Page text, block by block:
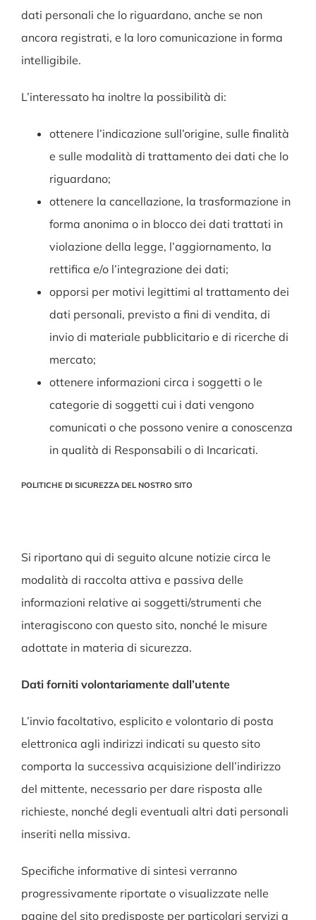
dati personali che lo riguardano, anche se non
ancora registrati, e la loro comunicazione in forma
intelligibile.
L’interessato ha inoltre la possibilità di:
ottenere l’indicazione sull’origine, sulle finalità
e sulle modalità di trattamento dei dati che lo
riguardano;
ottenere la cancellazione, la trasformazione in
forma anonima o in blocco dei dati trattati in
violazione della legge, l’aggiornamento, la
rettifica e/o l’integrazione dei dati;
opporsi per motivi legittimi al trattamento dei
dati personali, previsto a fini di vendita, di
invio di materiale pubblicitario e di ricerche di
mercato;
ottenere informazioni circa i soggetti o le
categorie di soggetti cui i dati vengono
comunicati o che possono venire a conoscenza
in qualità di Responsabili o di Incaricati.
POLITICHE DI SICUREZZA DEL NOSTRO SITO
Si riportano qui di seguito alcune notizie circa le
modalità di raccolta attiva e passiva delle
informazioni relative ai soggetti/strumenti che
interagiscono con questo sito, nonché le misure
adottate in materia di sicurezza.
Dati forniti volontariamente dall’utente
L’invio facoltativo, esplicito e volontario di posta
elettronica agli indirizzi indicati su questo sito
comporta la successiva acquisizione dell’indirizzo
del mittente, necessario per dare risposta alle
richieste, nonché degli eventuali altri dati personali
inseriti nella missiva.
Specifiche informative di sintesi verranno
progressivamente riportate o visualizzate nelle
pagine del sito predisposte per particolari servizi a